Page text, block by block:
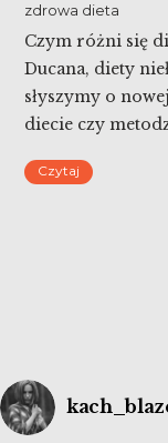
zdrowa dieta
Czym różni się
Ducana, diety
słyszymy o
diecie czy
po skończonej
Czytaj